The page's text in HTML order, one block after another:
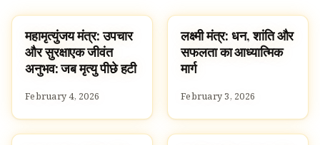
HOMEBANNER
महामृत्युंजय मंत्र: उपचार
और सुरक्षाएक जीवंत
अनुभव: जब मृत्यु पीछे हटी
February 4, 2026
SLOKAS AND MANTRAS
लक्ष्मी मंत्र: धन, शांति और
सफलता का आध्यात्मिक
मार्ग
February 3, 2026